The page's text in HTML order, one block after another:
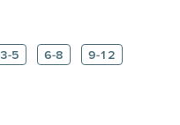
3-5 6-8 9-12